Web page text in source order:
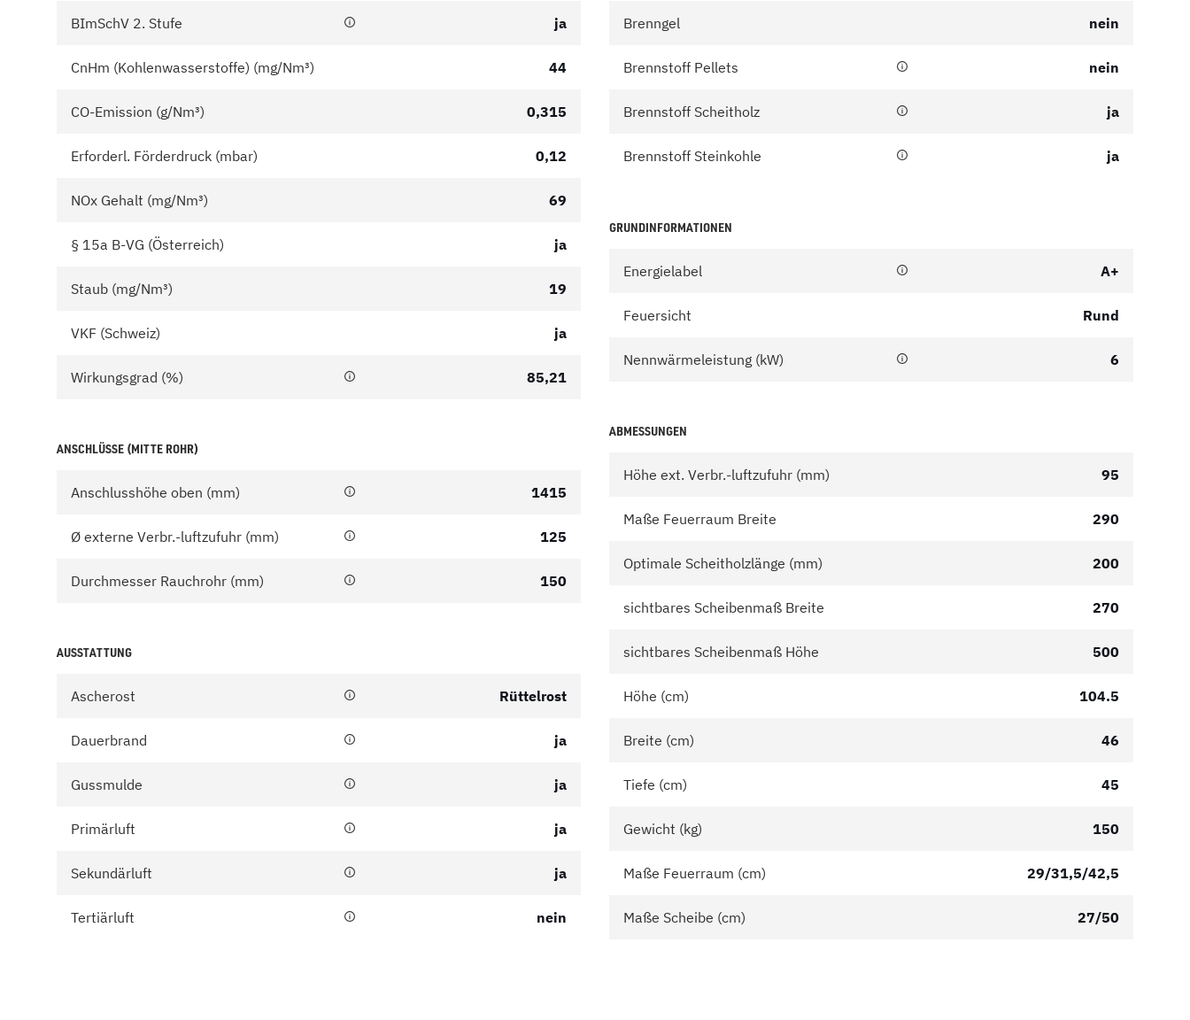
BImSchV 2. Stufe ja
CnHm (Kohlenwasserstoffe) (mg/Nm³) 44
CO-Emission (g/Nm³) 0,315
Erforderl. Förderdruck (mbar) 0,12
NOx Gehalt (mg/Nm³) 69
§ 15a B-VG (Österreich) ja
Staub (mg/Nm³) 19
VKF (Schweiz) ja
Wirkungsgrad (%) 85,21
ANSCHLÜSSE (MITTE ROHR)
Anschlusshöhe oben (mm) 1415
Ø externe Verbr.-luftzufuhr (mm) 125
Durchmesser Rauchrohr (mm) 150
AUSSTATTUNG
Ascherost Rüttelrost
Dauerbrand ja
Gussmulde ja
Primärluft ja
Sekundärluft ja
Tertiärluft nein
Brenngel nein
Brennstoff Pellets nein
Brennstoff Scheitholz ja
Brennstoff Steinkohle ja
GRUNDINFORMATIONEN
Energielabel A+
Feuersicht Rund
Nennwärmeleistung (kW) 6
ABMESSUNGEN
Höhe ext. Verbr.-luftzufuhr (mm) 95
Maße Feuerraum Breite 290
Optimale Scheitholzlänge (mm) 200
sichtbares Scheibenmaß Breite 270
sichtbares Scheibenmaß Höhe 500
Höhe (cm) 104.5
Breite (cm) 46
Tiefe (cm) 45
Gewicht (kg) 150
Maße Feuerraum (cm) 29/31,5/42,5
Maße Scheibe (cm) 27/50